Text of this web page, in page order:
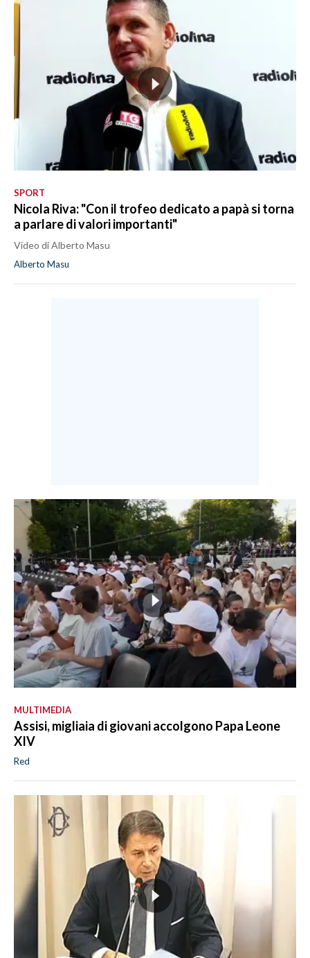
SPORT
Nicola Riva: "Con il trofeo dedicato a papà si torna
a parlare di valori importanti"
Video di Alberto Masu
Alberto Masu
MULTIMEDIA
Assisi, migliaia di giovani accolgono Papa Leone
XIV
Red